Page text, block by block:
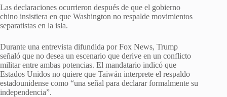
Las declaraciones ocurrieron después de que el gobierno
chino insistiera en que Washington no respalde movimientos
separatistas en la isla.
Durante una entrevista difundida por Fox News, Trump
señaló que no desea un escenario que derive en un conflicto
militar entre ambas potencias. El mandatario indicó que
Estados Unidos no quiere que Taiwán interprete el respaldo
estadounidense como “una señal para declarar formalmente su
independencia”.